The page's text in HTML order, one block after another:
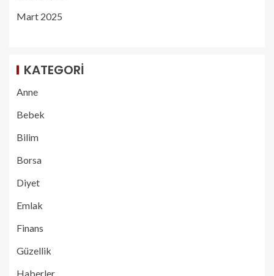
Mart 2025
KATEGORI
Anne
Bebek
Bilim
Borsa
Diyet
Emlak
Finans
Güzellik
Haberler